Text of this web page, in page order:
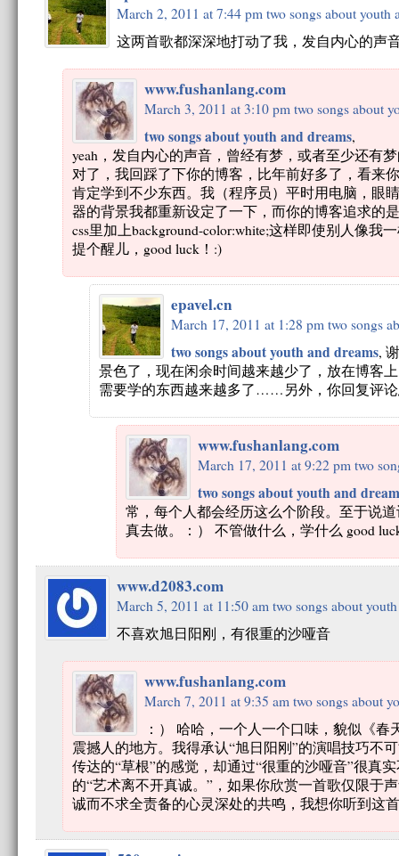
March 2, 2011 at 7:44 pm two songs about youth
这两首歌都深深地打动了我，发自内心的声
www.fushanlang.com
March 3, 2011 at 3:10 pm two songs about
two songs about youth and dreams,
yeah，发自内心的声音，曾经有梦，或者至少还有
对了，我回踩了下你的博客，比年前好多了，看来
肯定学到不少东西。我（程序员）平时用电脑，眼
器的背景我都重新设定了一下，而你的博客追求的
css里加上background-color:white;这样即使别人像我
提个醒儿，good luck！:)
epavel.cn
March 17, 2011 at 1:28 pm two songs
two songs about youth and dreams,
景色了，现在闲余时间越来越少了，放在博客
需要学的东西越来越多了……另外，你回复评
www.fushanlang.com
March 17, 2011 at 9:22 pm two
two songs about youth and
常，每个人都会经历这么个阶段。至于说
真去做。：） 不管做什么，学什么 good
www.d2083.com
March 5, 2011 at 11:50 am two songs about
不喜欢旭日阳刚，有很重的沙哑音
www.fushanlang.com
March 7, 2011 at 9:35 am two songs about
：） 哈哈，一个人一个口味，貌似《
震撼人的地方。我得承认“旭日阳刚”的演唱技巧不
传达的“草根”的感觉，却通过“很重的沙哑音”很真
的“艺术离不开真诚。”，如果你欣赏一首歌仅限于
诚而不求全责备的心灵深处的共鸣，我想你听到这